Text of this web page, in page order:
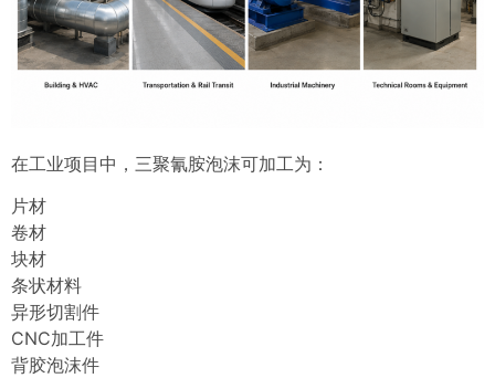
在工业项目中，三聚氰胺泡沫可加工为：
片材
卷材
块材
条状材料
异形切割件
CNC加工件
背胶泡沫件